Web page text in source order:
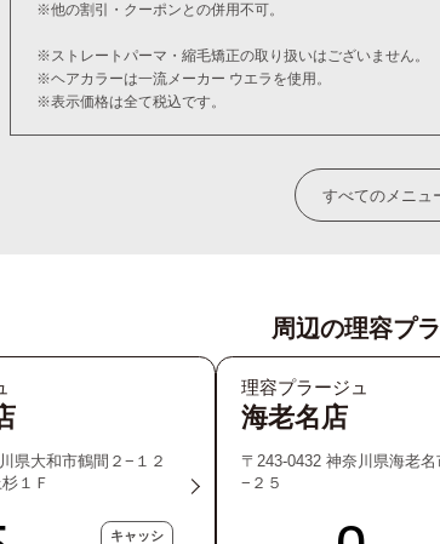
※他の割引・クーポンとの併用不可。
※ストレートパーマ・縮毛矯正の取り扱いはございません。
※ヘアカラーは一流メーカー ウエラを使用。
※表示価格は全て税込です。
すべてのメニュ
周辺の理容プ
県大和市鶴間２−１２
１Ｆ
キャッシ
理容プラージュ
海老名店
〒243-0432 神奈川県海老名
−２５